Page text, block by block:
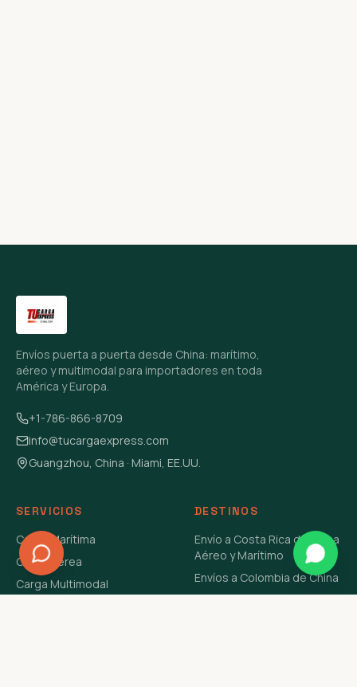
Envíos puerta a puerta desde China: marítimo,
aéreo y multimodal para importadores en toda
América y Europa.
+1-786-866-8709
info@tucargaexpress.com
Guangzhou, China · Miami, EE.UU.
SERVICIOS
Carga Marítima
Carga Aérea
Carga Multimodal
DESTINOS
Envío a Costa Rica de China
Aéreo y Marítimo
Envíos a Colombia de China